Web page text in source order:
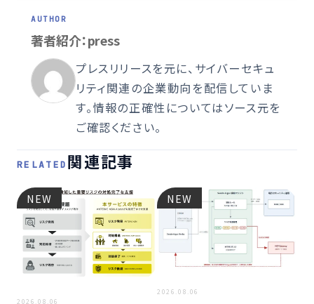
著者紹介：press
プレスリリースを元に、サイバーセキュ
リティ関連の企業動向を配信していま
す。情報の正確性についてはソース元を
ご確認ください。
RELATED 関連記事
NEW
2026.08.06
NEW
2026.08.06